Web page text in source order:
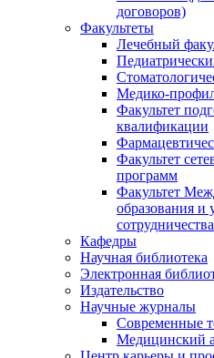
договоров)
Факультеты
Лечебный
Медико-
Факультет
квалификации
Факультет
программ
Факультет
образования и
сотрудничества
Кафедры
Научная библиотека
Электронная
Издательство
Научные журналы
Современные
Медицинский